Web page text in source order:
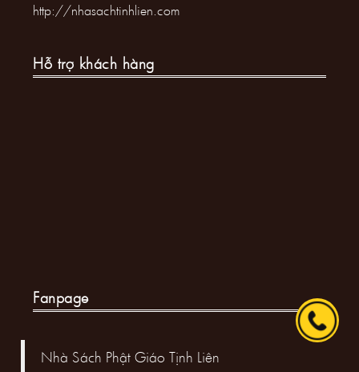
http://nhasachtinhlien.com
Hỗ trợ khách hàng
Fanpage
Nhà Sách Phật Giáo Tịnh Liên